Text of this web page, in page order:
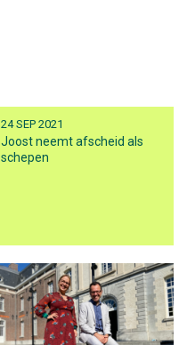
24 SEP 2021
Joost neemt afscheid als
schepen